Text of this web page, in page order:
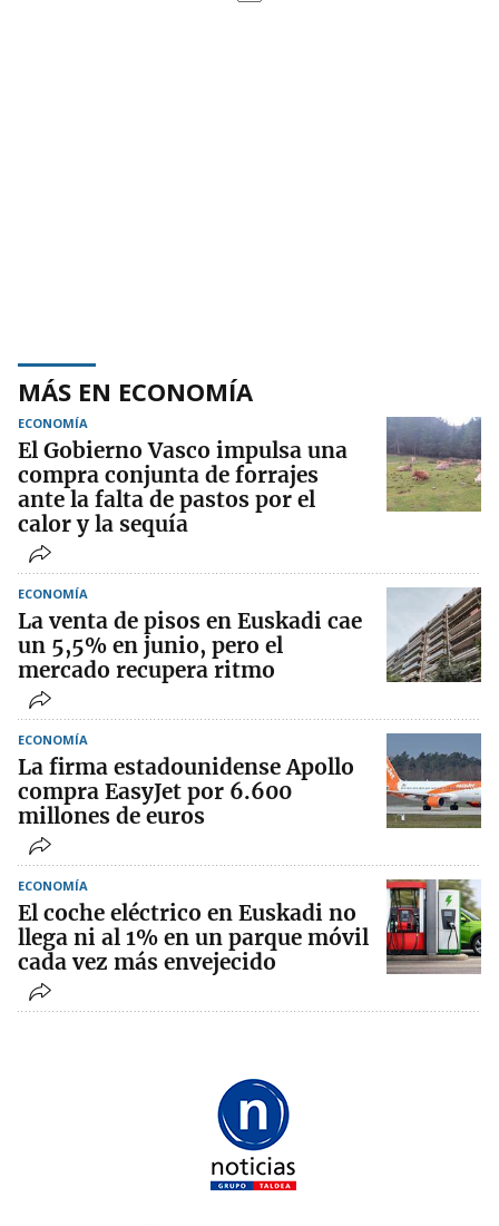
MÁS EN ECONOMÍA
ECONOMÍA
El Gobierno Vasco impulsa una
compra conjunta de forrajes
ante la falta de pastos por el
calor y la sequía
ECONOMÍA
La venta de pisos en Euskadi cae
un 5,5% en junio, pero el
mercado recupera ritmo
ECONOMÍA
La firma estadounidense Apollo
compra EasyJet por 6.600
millones de euros
ECONOMÍA
El coche eléctrico en Euskadi no
llega ni al 1% en un parque móvil
cada vez más envejecido